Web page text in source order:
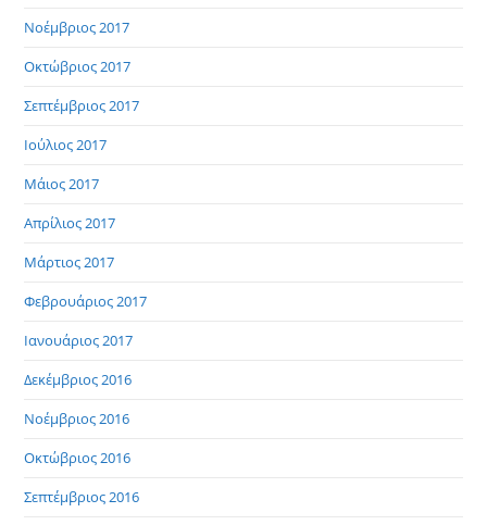
Νοέμβριος 2017
Οκτώβριος 2017
Σεπτέμβριος 2017
Ιούλιος 2017
Μάιος 2017
Απρίλιος 2017
Μάρτιος 2017
Φεβρουάριος 2017
Ιανουάριος 2017
Δεκέμβριος 2016
Νοέμβριος 2016
Οκτώβριος 2016
Σεπτέμβριος 2016